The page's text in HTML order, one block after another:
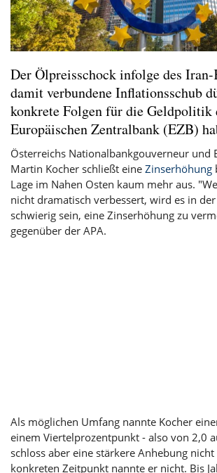
Der Ölpreisschock infolge des
damit verbundene Inflationsschub
konkrete Folgen für die Geldpolitik
Europäischen Zentralbank (EZB)
Österreichs Nationalbankgouverneur und
Martin Kocher schließt eine Zinserhöhung
Lage im Nahen Osten kaum mehr aus.
nicht dramatisch verbessert, wird es in
schwierig sein, eine Zinserhöhung zu
gegenüber der APA.
Als möglichen Umfang nannte Kocher
einem Viertelprozentpunkt - also von 2,0
schloss aber eine stärkere Anhebung nicht
konkreten Zeitpunkt nannte er nicht. Bis